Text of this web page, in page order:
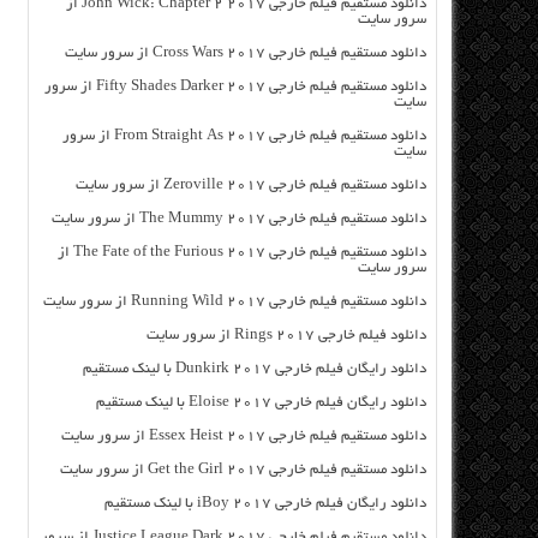
دانلود مستقیم فیلم خارجی John Wick: Chapter 2 2017 از
سرور سایت
دانلود مستقیم فیلم خارجی Cross Wars 2017 از سرور سایت
دانلود مستقیم فیلم خارجی Fifty Shades Darker 2017 از سرور
سایت
دانلود مستقیم فیلم خارجی From Straight As 2017 از سرور
سایت
دانلود مستقیم فیلم خارجی Zeroville 2017 از سرور سایت
دانلود مستقیم فیلم خارجی The Mummy 2017 از سرور سایت
دانلود مستقیم فیلم خارجی The Fate of the Furious 2017 از
سرور سایت
دانلود مستقیم فیلم خارجی Running Wild 2017 از سرور سایت
دانلود فیلم خارجی Rings 2017 از سرور سایت
دانلود رایگان فیلم خارجی Dunkirk 2017 با لینک مستقیم
دانلود رایگان فیلم خارجی Eloise 2017 با لینک مستقیم
دانلود مستقیم فیلم خارجی Essex Heist 2017 از سرور سایت
دانلود مستقیم فیلم خارجی Get the Girl 2017 از سرور سایت
دانلود رایگان فیلم خارجی iBoy 2017 با لینک مستقیم